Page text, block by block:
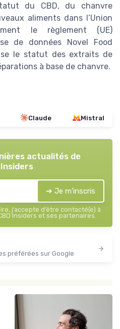
du CBD, du chanvre
aliments dans l’Union
le règlement (UE)
de données Novel Food
le statut des extraits de
à base de chanvre.
Claude Mistral
actualités de
Insiders
➔ Je m'inscris
j’accepte d’être contacté(e) à
Insiders et ses partenaires.
préférées sur Google